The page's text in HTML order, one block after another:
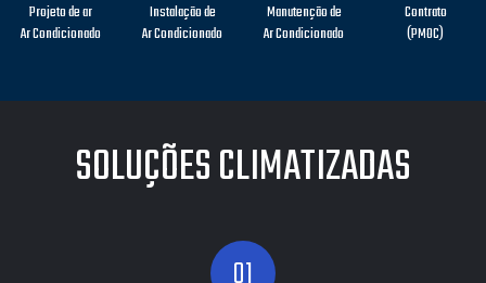
Projeto de ar
Ar Condicionado
Instalação de
Ar Condicionado
Manutenção de
Ar Condicionado
Contrato
(PMOC)
SOLUÇÕES CLIMATIZADAS